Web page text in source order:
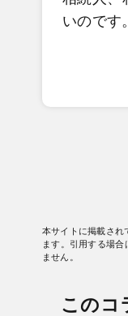
いのです
本サイトに掲載され
ます。引用する場
ません。
このコ